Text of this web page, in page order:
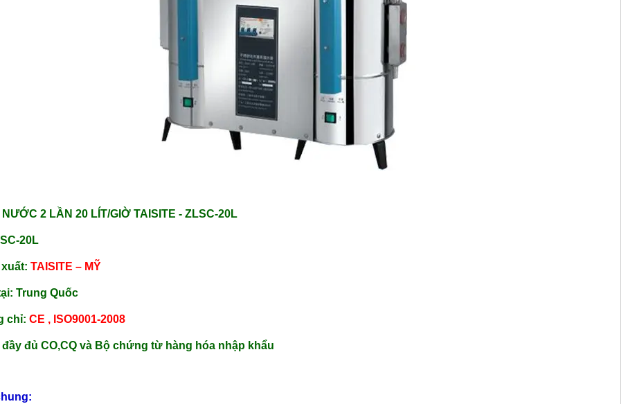
NƯỚC 2 LẦN 20 LÍT/GIỜ TAISITE - ZLSC-20L
20L
TAISITE – MỸ
Trung Quốc
chỉ: CE , ISO9001-2008
đủ CO,CQ và Bộ chứng từ hàng hóa nhập khẩu